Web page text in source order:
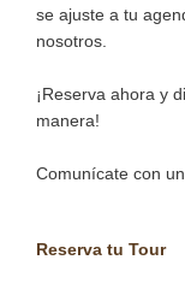
se ajuste a tu
nosotros.
¡Reserva ahora y
manera!
Comunícate con
Reserva tu Tour